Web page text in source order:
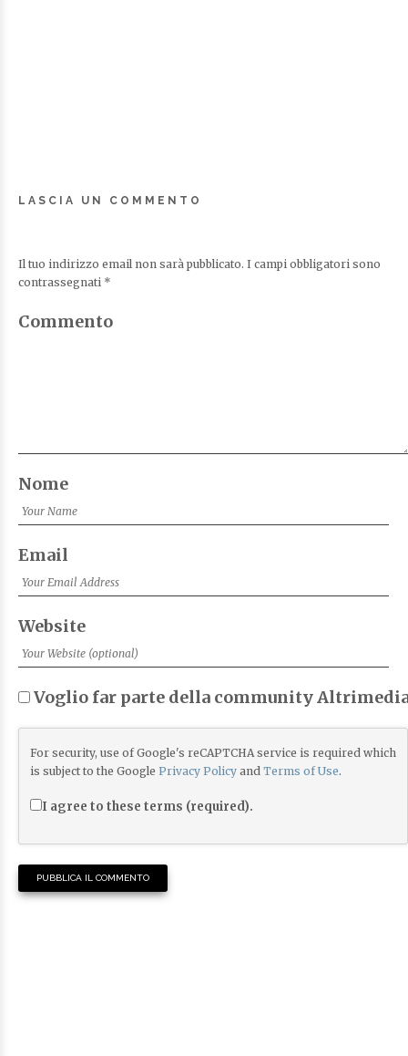
LASCIA UN COMMENTO
Il tuo indirizzo email non sarà pubblicato. I campi obbligatori sono
contrassegnati *
Commento
Nome
Email
Website
Voglio far parte della community
For security, use of Google's reCAPTCHA service is required which
is subject to the Google Privacy Policy and Terms of Use.
I agree to these terms (required).